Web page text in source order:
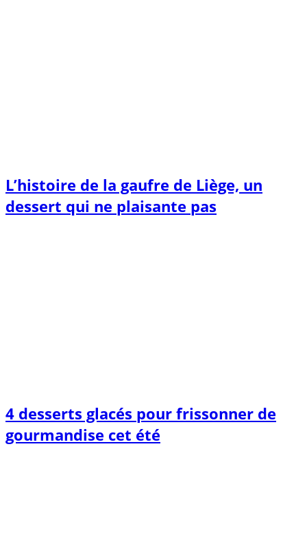
L’histoire de la gaufre de Liège, un
dessert qui ne plaisante pas
4 desserts glacés pour frissonner de
gourmandise cet été